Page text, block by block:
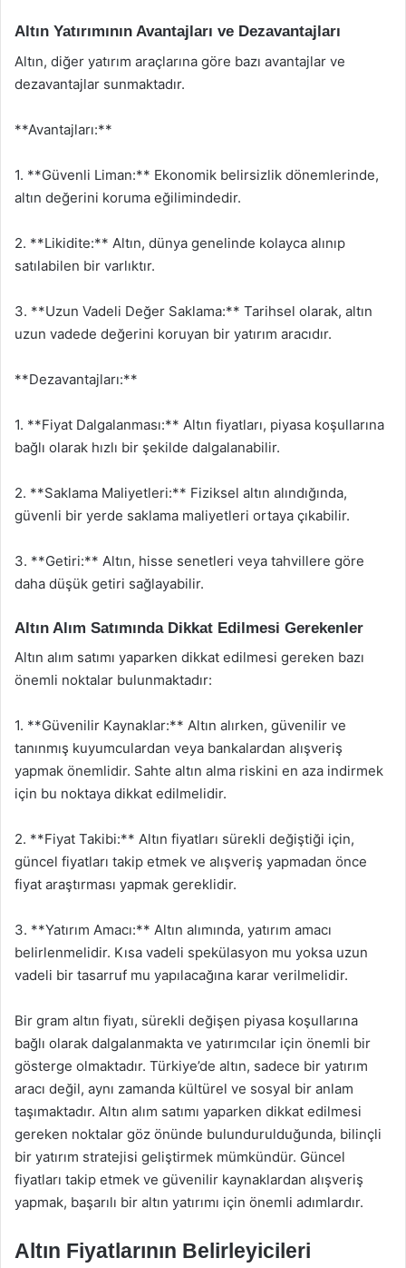
Altın Yatırımının Avantajları ve Dezavantajları
Altın, diğer yatırım araçlarına göre bazı avantajlar ve
dezavantajlar sunmaktadır.
**Avantajları:**
1. **Güvenli Liman:** Ekonomik belirsizlik dönemlerinde,
altın değerini koruma eğilimindedir.
2. **Likidite:** Altın, dünya genelinde kolayca alınıp
satılabilen bir varlıktır.
3. **Uzun Vadeli Değer Saklama:** Tarihsel olarak, altın
uzun vadede değerini koruyan bir yatırım aracıdır.
**Dezavantajları:**
1. **Fiyat Dalgalanması:** Altın fiyatları, piyasa koşullarına
bağlı olarak hızlı bir şekilde dalgalanabilir.
2. **Saklama Maliyetleri:** Fiziksel altın alındığında,
güvenli bir yerde saklama maliyetleri ortaya çıkabilir.
3. **Getiri:** Altın, hisse senetleri veya tahvillere göre
daha düşük getiri sağlayabilir.
Altın Alım Satımında Dikkat Edilmesi Gerekenler
Altın alım satımı yaparken dikkat edilmesi gereken bazı
önemli noktalar bulunmaktadır:
1. **Güvenilir Kaynaklar:** Altın alırken, güvenilir ve
tanınmış kuyumculardan veya bankalardan alışveriş
yapmak önemlidir. Sahte altın alma riskini en aza indirmek
için bu noktaya dikkat edilmelidir.
2. **Fiyat Takibi:** Altın fiyatları sürekli değiştiği için,
güncel fiyatları takip etmek ve alışveriş yapmadan önce
fiyat araştırması yapmak gereklidir.
3. **Yatırım Amacı:** Altın alımında, yatırım amacı
belirlenmelidir. Kısa vadeli spekülasyon mu yoksa uzun
vadeli bir tasarruf mu yapılacağına karar verilmelidir.
Bir gram altın fiyatı, sürekli değişen piyasa koşullarına
bağlı olarak dalgalanmakta ve yatırımcılar için önemli bir
gösterge olmaktadır. Türkiye’de altın, sadece bir yatırım
aracı değil, aynı zamanda kültürel ve sosyal bir anlam
taşımaktadır. Altın alım satımı yaparken dikkat edilmesi
gereken noktalar göz önünde bulundurulduğunda, bilinçli
bir yatırım stratejisi geliştirmek mümkündür. Güncel
fiyatları takip etmek ve güvenilir kaynaklardan alışveriş
yapmak, başarılı bir altın yatırımı için önemli adımlardır.
Altın Fiyatlarının Belirleyicileri